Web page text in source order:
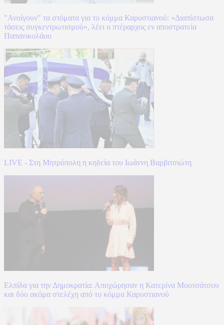
"Ανοίγουν" τα στόματα για το κόμμα Καρυστιανού: «Διαπίστωσα
τάσεις συγκεντρωτισμού», λέει ο πτέραρχος εν αποστρατεία
Παπανικολάου
LIVE - Στη Μητρόπολη η κηδεία του Ιωάννη Βαρβιτσιώτη
Ελπίδα για την Δημοκρατία: Αποχώρησαν η Κατερίνα Μουτσάτσου
και δύο ακόμα στελέχη από το κόμμα Καρυστιανού